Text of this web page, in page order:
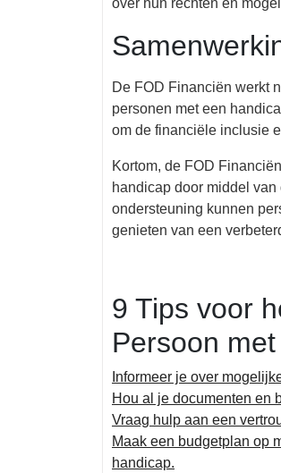
over hun rechten en
De FOD Financiën werkt
personen met een
om de financiële inclusie
Kortom, de FOD
handicap door middel
ondersteuning kunnen
genieten van een
9 Tips voor
Persoon
Informeer je over
Hou al je documenten en
Vraag hulp aan een
Maak een budgetplan op
handicap.